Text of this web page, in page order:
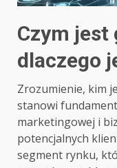
Czym jest
dlaczego
Zrozumienie, kim
stanowi
marketingowej i
potencjalnych
segment rynku,